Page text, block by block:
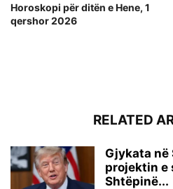
Horoskopi për ditën e Hene, 1
qershor 2026
RELATED
Gjykata në
projektin e
Shtëpinë...